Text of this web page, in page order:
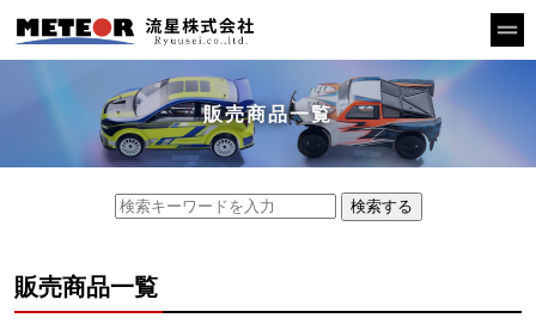
販売商品一覧
検索する
販売商品一覧